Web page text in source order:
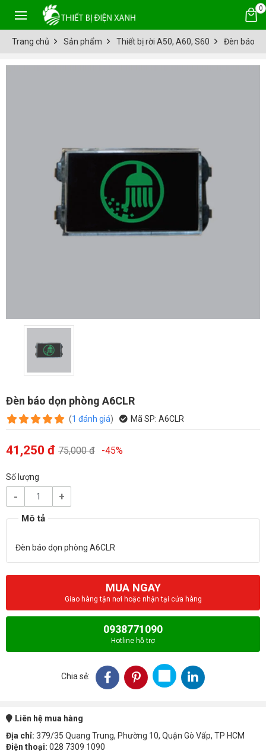
0
Trang chủ Sản phẩm Thiết bị rời A50, A60, S60 Đèn báo
Đèn báo dọn phòng A6CLR
(1 đánh giá) Mã SP: A6CLR
41,250 đ 75,000 đ -45%
Số lượng
- +
MUA NGAY
Giao hàng tận nơi hoặc nhận tại cửa hàng
0938771090
Hotline hỗ trợ
Chia sẻ:
Liên hệ mua hàng
Địa chỉ: 379/35 Quang Trung, Phường 10, Quận Gò Vấp, TP HCM
Điện thoại: 028 7309 1090